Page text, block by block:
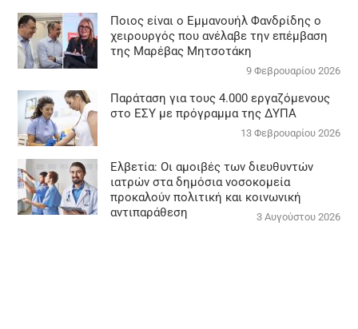
Ποιος είναι ο Εμμανουήλ Φανδρίδης ο
χειρουργός που ανέλαβε την επέμβαση
της Μαρέβας Μητσοτάκη
9 Φεβρουαρίου 2026
Παράταση για τους 4.000 εργαζόμενους
στο ΕΣΥ με πρόγραμμα της ΔΥΠΑ
13 Φεβρουαρίου 2026
Ελβετία: Οι αμοιβές των διευθυντών
ιατρών στα δημόσια νοσοκομεία
προκαλούν πολιτική και κοινωνική
αντιπαράθεση
3 Αυγούστου 2026